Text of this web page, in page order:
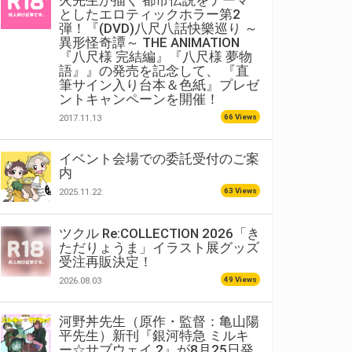
としたエロティックホラー第2
弾！『(DVD)八尺八話快樂巡り ～
異形怪奇譚～ THE ANIMATION
『八尺様 完結編』『八尺様 夢物
語』』の発売を記念して、 『直
筆サイン入り台本＆色紙』プレゼ
ントキャンペーンを開催！
2017.11.13 66 Views
イベント会場での委託受付のご案
内
2025.11.22 63 Views
ツクル Re:COLLECTION 2026「き
ただりょうま」イラスト展グッズ
受注再販決定！
2026.08.03 49 Views
河野丼先生（原作・監督：亀山陽
平先生）新刊『銀河特急 ミルキ